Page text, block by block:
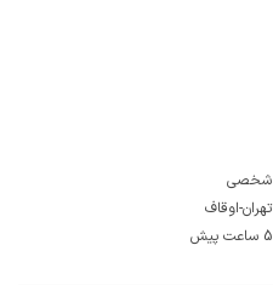
شخصی
تهران-اوقاف
5 ساعت پیش